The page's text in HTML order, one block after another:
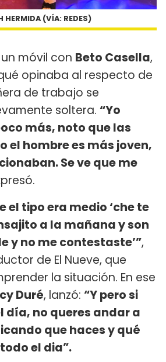
HERMIDA (VÍA: REDES)
móvil con Beto Casella,
opinaba al respecto de
de trabajo se
soltera. “Yo
más, noto que las
el hombre es más joven,
Se ve que me
el tipo era medio ‘che te
a la mañana y son
y no me contestaste’”,
de El Nueve, que
la situación. En ese
Duré, lanzó: “Y pero si
día, no queres andar a
que haces y qué
el dia”.